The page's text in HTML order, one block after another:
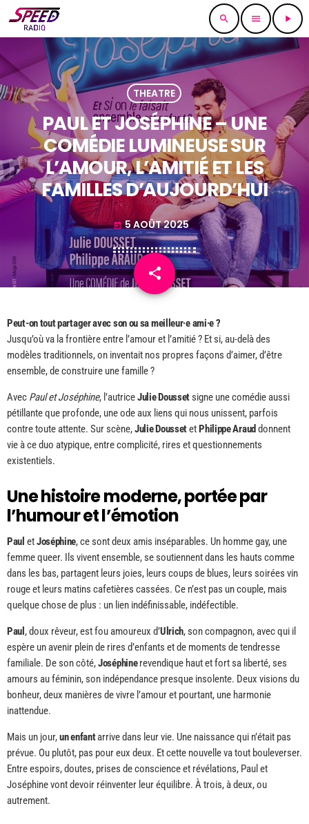
search menu play_arrow
THEATRE
PAUL ET JOSÉPHINE – UNE
COMÉDIE LUMINEUSE SUR
L’AMOUR, L’AMITIÉ ET LES
FAMILLES D’AUJOURD’HUI
today 5 AOÛT 2025
share
email
Peut-on tout partager avec son ou sa meilleur·e ami·e ?
Jusqu’où va la frontière entre l’amour et l’amitié ? Et si, au-delà des
modèles traditionnels, on inventait nos propres façons d’aimer, d’être
ensemble, de construire une famille ?
Avec Paul et Joséphine, l’autriceJulie Doussetsigne une comédie aussi
pétillante que profonde, une ode aux liens qui nous unissent, parfois
contre toute attente. Sur scène,Julie DoussetetPhilippe Araud donnent
vie à ce duo atypique, entre complicité, rires et questionnements
existentiels.
Une histoire moderne, portée par
l’humour et l’émotion
Paul etJoséphine, ce sont deux amis inséparables. Un homme gay, une
femme queer. Ils vivent ensemble, se soutiennent dans les hauts comme
dans les bas, partagent leurs joies, leurs coups de blues, leurs soirées vin
rouge et leurs matins cafetières cassées. Ce n’est pas un couple, mais
quelque chose de plus : un lien indéfinissable, indéfectible.
Paul , doux rêveur, est fou amoureux d’Ulrich, son compagnon, avec qui il
espère un avenir plein de rires d’enfants et de moments de tendresse
familiale. De son côté,Joséphinerevendique haut et fort sa liberté, ses
amours au féminin, son indépendance presque insolente. Deux visions du
bonheur, deux manières de vivre l’amour et pourtant, une harmonie
inattendue.
Mais un jour,un enfantarrive dans leur vie. Une naissance qui n’était pas
prévue. Ou plutôt, pas pour eux deux. Et cette nouvelle va tout bouleverser.
Entre espoirs, doutes, prises de conscience et révélations, Paul et
Joséphine vont devoir réinventer leur équilibre. À trois, à deux, ou
autrement.